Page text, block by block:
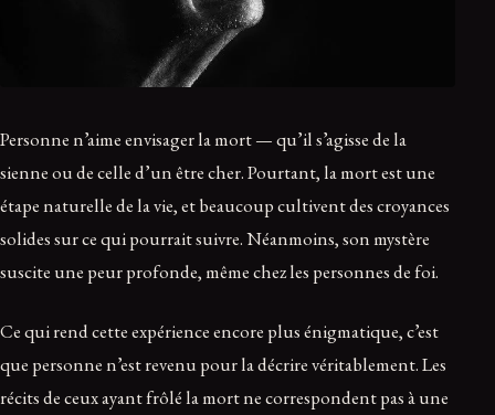
Personne n’aime envisager la mort — qu’il s’agisse de la
sienne ou de celle d’un être cher. Pourtant, la mort est une
étape naturelle de la vie, et beaucoup cultivent des croyances
solides sur ce qui pourrait suivre. Néanmoins, son mystère
suscite une peur profonde, même chez les personnes de foi.
Ce qui rend cette expérience encore plus énigmatique, c’est
que personne n’est revenu pour la décrire véritablement. Les
récits de ceux ayant frôlé la mort ne correspondent pas à une